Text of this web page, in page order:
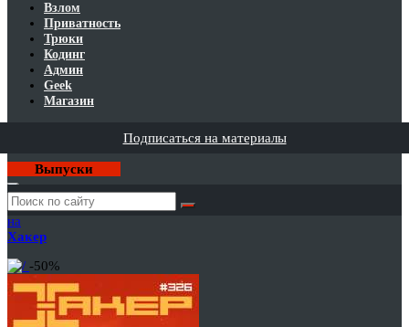
Взлом
Приватность
Трюки
Кодинг
Админ
Geek
Магазин
Подписаться на материалы
Выпуски
Годовая
подписка
на
Хакер
-50%